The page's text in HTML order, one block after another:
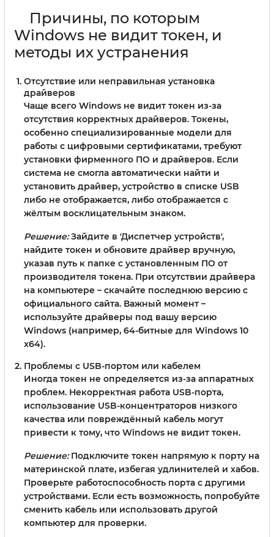
Причины, по которым
Windows не видит токен, и
методы их устранения
Отсутствие или неправильная установка
драйверов
Чаще всего Windows не видит токен из-за
отсутствия корректных драйверов. Токены,
особенно специализированные модели для
работы с цифровыми сертификатами, требуют
установки фирменного ПО и драйверов. Если
система не смогла автоматически найти и
установить драйвер, устройство в списке USB
либо не отображается, либо отображается с
жёлтым восклицательным знаком.
Решение:Зайдите в 'Диспетчер устройств',
найдите токен и обновите драйвер вручную,
указав путь к папке с установленным ПО от
производителя токена. При отсутствии драйвера
на компьютере – скачайте последнюю версию с
официального сайта. Важный момент –
используйте драйверы под вашу версию
Windows (например, 64-битные для Windows 10
x64).
Проблемы с USB-портом или кабелем
Иногда токен не определяется из-за аппаратных
проблем. Некорректная работа USB-порта,
использование USB-концентраторов низкого
качества или повреждённый кабель могут
привести к тому, что Windows не видит токен.
Решение:Подключите токен напрямую к порту на
материнской плате, избегая удлинителей и хабов.
Проверьте работоспособность порта с другими
устройствами. Если есть возможность, попробуйте
сменить кабель или использовать другой
компьютер для проверки.